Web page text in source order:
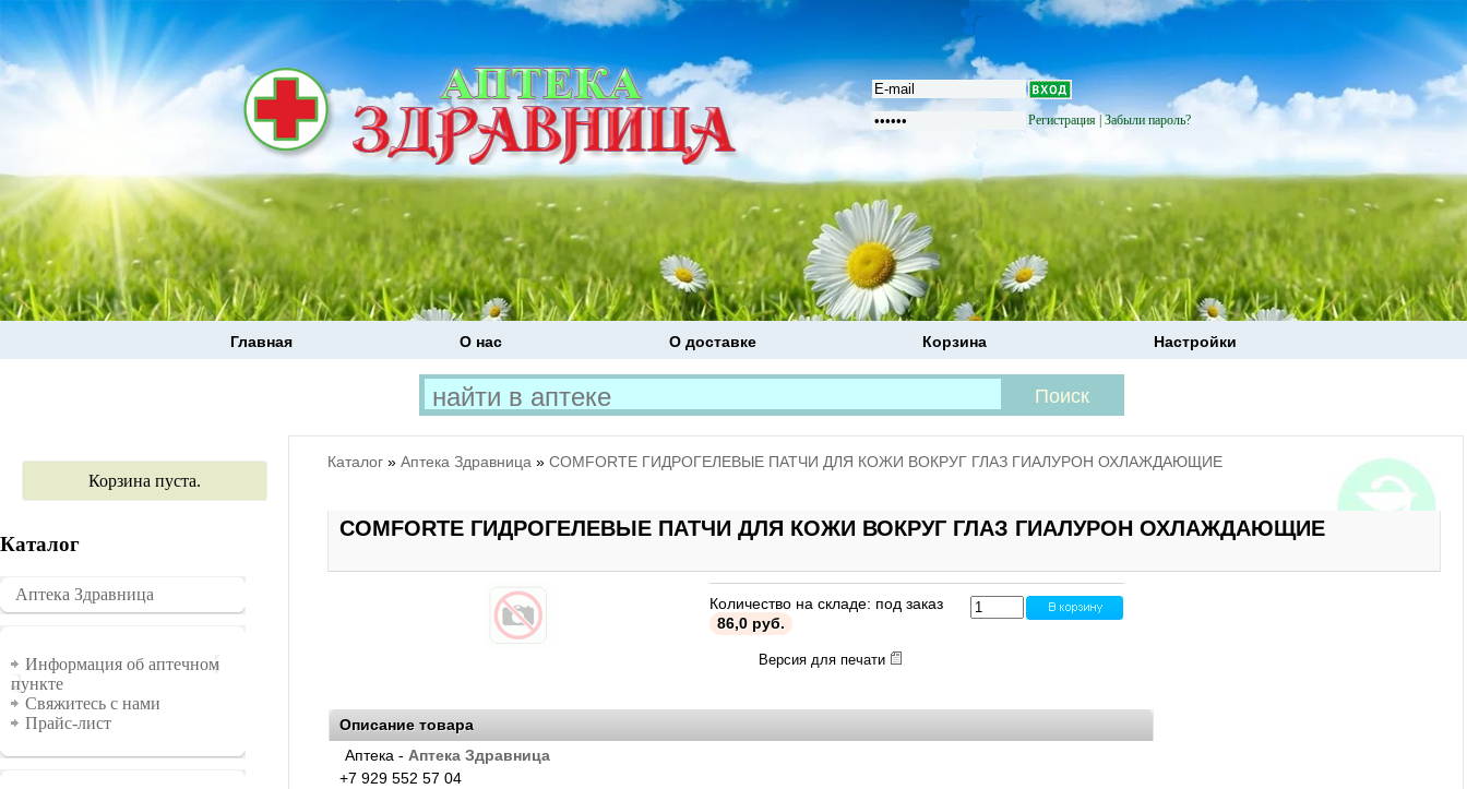
Регистрация |Забыли пароль?
Главная О нас О доставке Корзина Настройки
Корзина пуста.
Каталог
�������
Аптека Здравница
Информация
Информация об аптечном
пункте
Свяжитесь с нами
Прайс-лист
Каталог » Аптека Здравница » COMFORTE ГИДРОГЕЛЕВЫЕ ПАТЧИ ДЛЯ КОЖИ ВОКРУГ ГЛАЗ ГИАЛУРОН ОХЛАЖДАЮЩИЕ
COMFORTE ГИДРОГЕЛЕВЫЕ ПАТЧИ ДЛЯ КОЖИ ВОКРУГ ГЛАЗ ГИАЛУРОН ОХЛАЖДАЮЩИЕ
Количество на складе: под заказ
86,0 руб.
Версия для печати
Описание товара
Аптека - Аптека Здравница
+7 929 552 57 04